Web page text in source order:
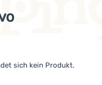
sich kein Produkt.